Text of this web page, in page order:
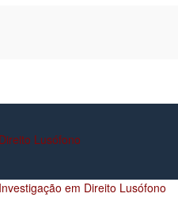
Lusófono
em Direito Lusófono